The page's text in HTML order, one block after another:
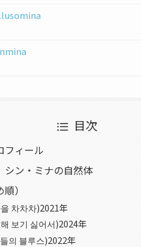
目次
フィール
シン・ミナの自然体
）
차차차)2021年
보기 싫어서)2024年
의 블루스)2022年